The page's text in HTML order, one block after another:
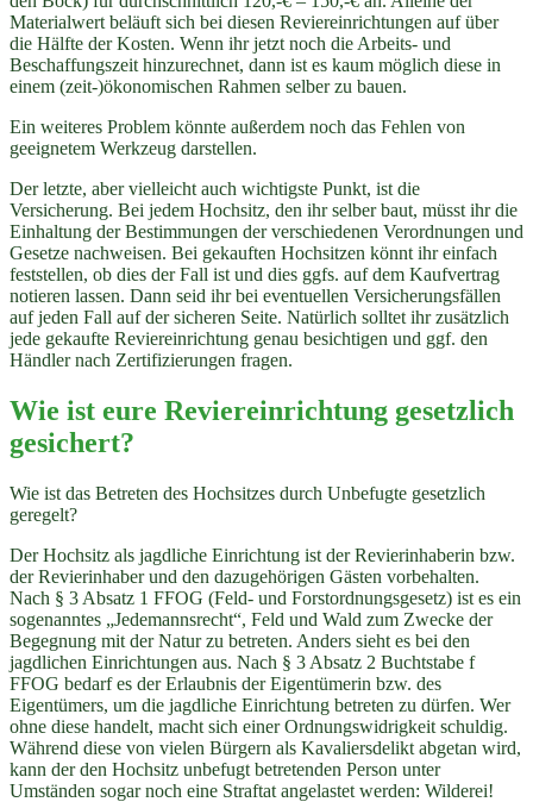
Materialwert beläuft sich bei diesen Reviereinrichtungen auf über
die Hälfte der Kosten. Wenn ihr jetzt noch die Arbeits- und
Beschaffungszeit hinzurechnet, dann ist es kaum möglich diese in
einem (zeit-)ökonomischen Rahmen selber zu bauen.
Ein weiteres Problem könnte außerdem noch das Fehlen von
geeignetem Werkzeug darstellen.
Der letzte, aber vielleicht auch wichtigste Punkt, ist die
Versicherung. Bei jedem Hochsitz, den ihr selber baut, müsst ihr die
Einhaltung der Bestimmungen der verschiedenen Verordnungen und
Gesetze nachweisen. Bei gekauften Hochsitzen könnt ihr einfach
feststellen, ob dies der Fall ist und dies ggfs. auf dem Kaufvertrag
notieren lassen. Dann seid ihr bei eventuellen Versicherungsfällen
auf jeden Fall auf der sicheren Seite. Natürlich solltet ihr zusätzlich
jede gekaufte Reviereinrichtung genau besichtigen und ggf. den
Händler nach Zertifizierungen fragen.
Wie ist eure Reviereinrichtung gesetzlich
gesichert?
Wie ist das Betreten des Hochsitzes durch Unbefugte gesetzlich
geregelt?
Der Hochsitz als jagdliche Einrichtung ist der Revierinhaberin bzw.
der Revierinhaber und den dazugehörigen Gästen vorbehalten.
Nach § 3 Absatz 1 FFOG (Feld- und Forstordnungsgesetz) ist es ein
sogenanntes „Jedemannsrecht“, Feld und Wald zum Zwecke der
Begegnung mit der Natur zu betreten. Anders sieht es bei den
jagdlichen Einrichtungen aus. Nach § 3 Absatz 2 Buchtstabe f
FFOG bedarf es der Erlaubnis der Eigentümerin bzw. des
Eigentümers, um die jagdliche Einrichtung betreten zu dürfen. Wer
ohne diese handelt, macht sich einer Ordnungswidrigkeit schuldig.
Während diese von vielen Bürgern als Kavaliersdelikt abgetan wird,
kann der den Hochsitz unbefugt betretenden Person unter
Umständen sogar noch eine Straftat angelastet werden: Wilderei!